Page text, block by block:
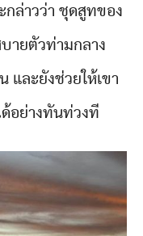
กล่าวว่า ชุดสูทของ
ายตัวท่ามกลาง
และยังช่วยให้เขา
ด้อย่างทันท่วงที